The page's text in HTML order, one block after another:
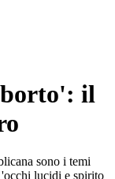
il
sono i temi
lucidi e spirito